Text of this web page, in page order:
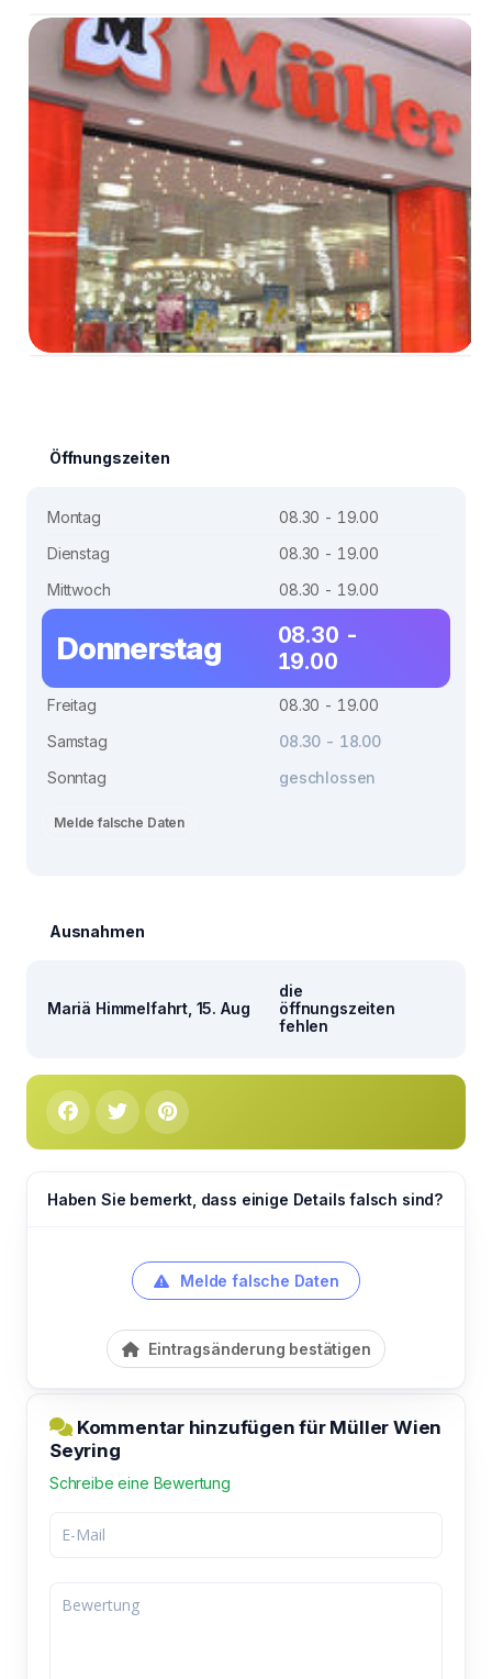
Öffnungszeiten
Montag
08.30 - 19.00
Dienstag
08.30 - 19.00
Mittwoch
08.30 - 19.00
Donnerstag
08.30 -
19.00
Freitag
08.30 - 19.00
Samstag
08.30 - 18.00
Sonntag
geschlossen
Melde falsche Daten
Ausnahmen
Mariä Himmelfahrt, 15. Aug
die
öffnungszeiten
fehlen
Haben Sie bemerkt, dass einige Details falsch sind?
Melde falsche Daten
Eintragsänderung bestätigen
Kommentar hinzufügen für Müller Wien
Seyring
Schreibe eine Bewertung